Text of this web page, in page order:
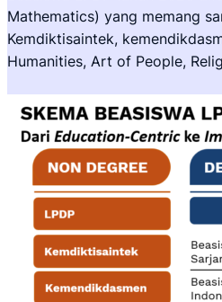
Mathematics) yang memang
Kemdiktisaintek,
Humanities, Art of People,